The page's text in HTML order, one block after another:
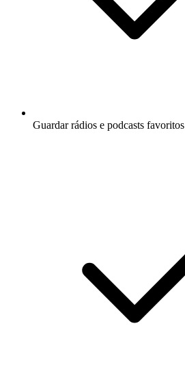
Guardar rádios e podcasts favoritos